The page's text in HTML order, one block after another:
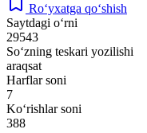
Ro‘yxatga qo‘shish
Saytdagi o‘rni
29543
So‘zning teskari yozilishi
araqsat
Harflar soni
7
Ko‘rishlar soni
388